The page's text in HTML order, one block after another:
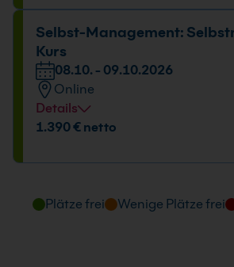
Datum und Uhrzeit
08.10. - 09.10.2026
09:00 - 16:00 Uhr
Selbst-Management:
Kurs
08.10. - 09.10.2026
Online
Details
Datum und Uhrzeit
1.390 € netto
Plätze frei Wenige Plätze frei